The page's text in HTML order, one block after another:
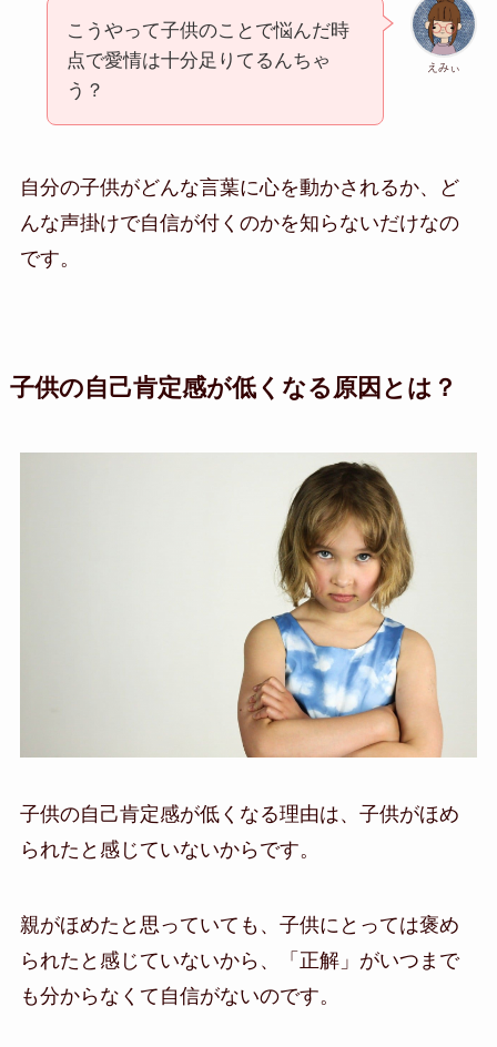
えみぃ
こうやって子供のことで悩んだ時
点で愛情は十分足りてるんちゃ
う？
自分の子供がどんな言葉に心を動かされるか、ど
んな声掛けで自信が付くのかを知らないだけなの
です。
子供の自己肯定感が低くなる原因とは？
子供の自己肯定感が低くなる理由は、子供がほめ
られたと感じていないからです。
親がほめたと思っていても、子供にとっては褒め
られたと感じていないから、「正解」がいつまで
も分からなくて自信がないのです。